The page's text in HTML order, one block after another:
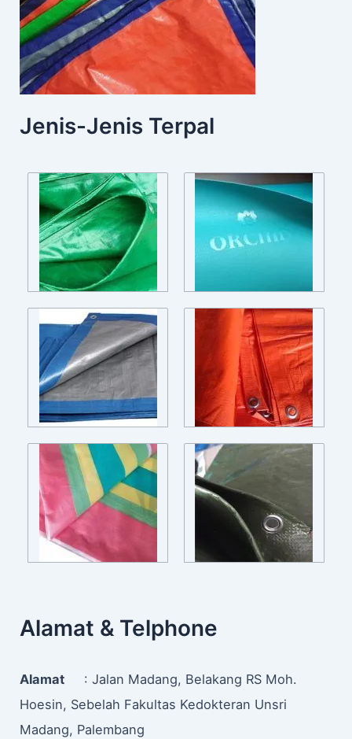
Jenis-Jenis Terpal
Alamat & Telphone
Alamat : Jalan Madang, Belakang RS Moh.
Hoesin, Sebelah Fakultas Kedokteran Unsri
Madang, Palembang